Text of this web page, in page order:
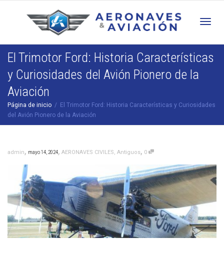
El Trimotor Ford: Historia Características
y Curiosidades del Avión Pionero de la
Aviación
Página de inicio
El Trimotor Ford: Historia Características y Curiosidades
del Avión Pionero de la Aviación
admin, mayo 14, 2024, AERONAVES CIVILES, Antiguos, 0